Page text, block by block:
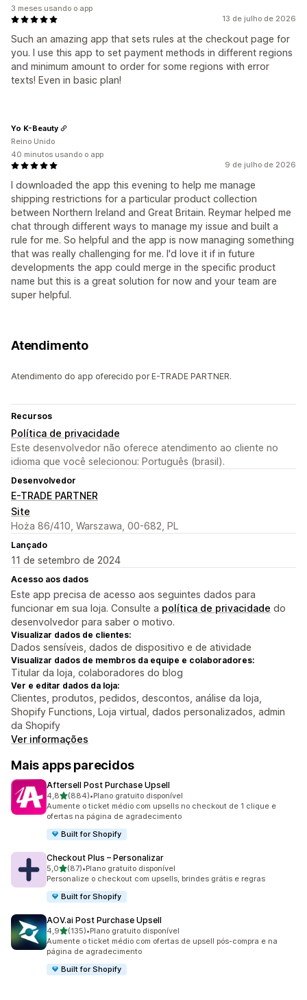
13 de julho de 2026
Such an amazing app that sets rules at the checkout page for
you. I use this app to set payment methods in different regions
and minimum amount to order for some regions with error
texts! Even in basic plan!
3 meses usando o app
9 de julho de 2026
I downloaded the app this evening to help me manage
shipping restrictions for a particular product collection
between Northern Ireland and Great Britain. Reymar helped me
chat through different ways to manage my issue and built a
rule for me. So helpful and the app is now managing something
that was really challenging for me. I'd love it if in future
developments the app could merge in the specific product
name but this is a great solution for now and your team are
super helpful.
Yo K-Beauty
Reino Unido
40 minutos usando o app
Atendimento
Atendimento do app oferecido por E-TRADE PARTNER.
Recursos
Política de privacidade
Este desenvolvedor não oferece atendimento ao cliente no
idioma que você selecionou: Português (brasil).
Desenvolvedor
E-TRADE PARTNER
Site
Hoża 86/410, Warszawa, 00-682, PL
Lançado
11 de setembro de 2024
Acesso aos dados
Este app precisa de acesso aos seguintes dados para
funcionar em sua loja. Consulte a política de privacidade do
desenvolvedor para saber o motivo.
Visualizar dados de clientes:
Dados sensíveis, dados de dispositivo e de atividade
Visualizar dados de membros da equipe e colaboradores:
Titular da loja, colaboradores do blog
Ver e editar dados da loja:
Clientes, produtos, pedidos, descontos, análise da loja,
Shopify Functions, Loja virtual, dados personalizados, admin
da Shopify
Ver informações
Mais apps parecidos
Aftersell Post Purchase Upsell
4,8de 5 estrelas
(884)
884 avaliações ao todo
•Plano gratuito disponível
Aumente o ticket médio com upsells no checkout de 1 clique e
ofertas na página de agradecimento
Built for Shopify
Checkout Plus – Personalizar
5,0de 5 estrelas
(87)
87 avaliações ao todo
•Plano gratuito disponível
Personalize o checkout com upsells, brindes grátis e regras
Built for Shopify
AOV.ai Post Purchase Upsell
4,9de 5 estrelas
(135)
135 avaliações ao todo
•Plano gratuito disponível
Aumente o ticket médio com ofertas de upsell pós-compra e na
página de agradecimento
Built for Shopify